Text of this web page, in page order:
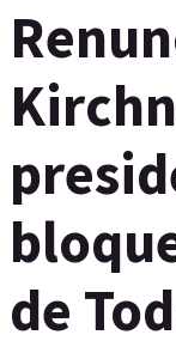
de